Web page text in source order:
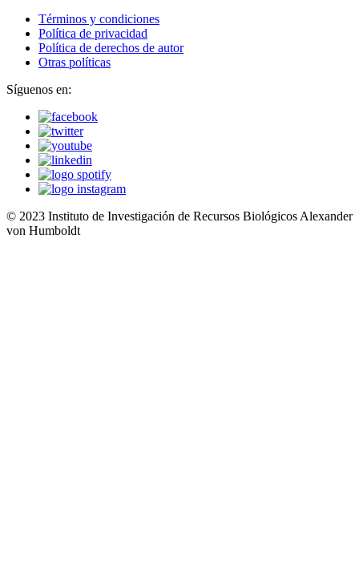
Términos y condiciones
Política de privacidad
Política de derechos de autor
Otras políticas
Síguenos en:
© 2023 Instituto de Investigación de Recursos Biológicos Alexander
von Humboldt